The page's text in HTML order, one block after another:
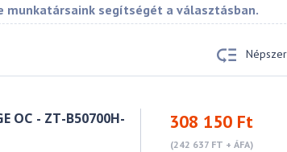
munkatársaink segítségét a választásban.
OC - ZT-B50700H-
308 150 Ft
(242 637 FT + ÁFA)